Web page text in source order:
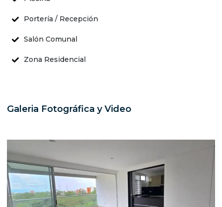
Portería / Recepción
Salón Comunal
Zona Residencial
Galeria Fotográfica y Video